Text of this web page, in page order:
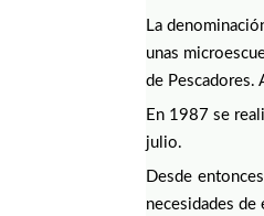
La
unas
de Pescadores.
En 1987 se
julio.
Desde
necesidades